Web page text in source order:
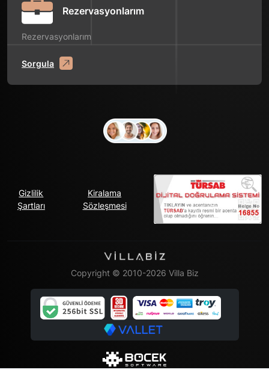
Rezervasyonlarım
Rezervasyonlarım
Sorgula
Gizlilik
Şartları
Kiralama
Sözleşmesi
Copyright © 2010-2026 Villa Biz